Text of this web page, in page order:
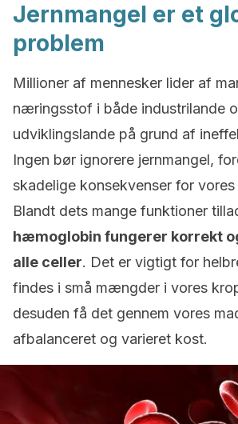
Jernmangel er et
problem
Millioner af mennesker lider af
næringsstof i både industrilande
udviklingslande på grund af
Ingen bør ignorere jernmangel,
skadelige konsekvenser for vores
Blandt dets mange funktioner
hæmoglobin fungerer korrekt
alle celler. Det er vigtigt for
findes i små mængder i vores
desuden få det gennem vores
afbalanceret og varieret kost.